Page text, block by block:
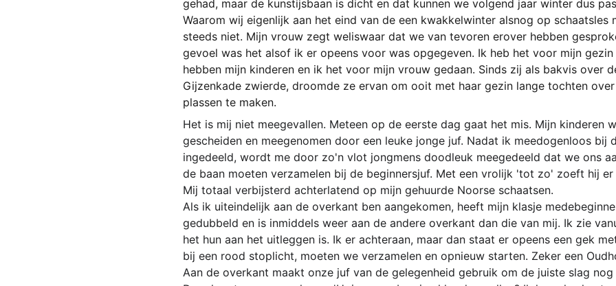
gehad, maar de kunstijsbaan is dicht en dat kunnen we volgend jaar winter dus
Waarom wij eigenlijk aan het eind van de een kwakkelwinter alsnog op
steeds niet. Mijn vrouw zegt weliswaar dat we van tevoren erover hebben
gevoel was het alsof ik er opeens voor was opgegeven. Ik heb het voor mijn
hebben mijn kinderen en ik het voor mijn vrouw gedaan. Sinds zij als bakvis over
Gijzenkade zwierde, droomde ze ervan om ooit met haar gezin lange tochten
plassen te maken.
Het is mij niet meegevallen. Meteen op de eerste dag gaat het mis. Mijn kinderen
gescheiden en meegenomen door een leuke jonge juf. Nadat ik meedogenloos bij
ingedeeld, wordt me door zo'n vlot jongmens doodleuk meegedeeld dat we ons
de baan moeten verzamelen bij de beginnersjuf. Met een vrolijk 'tot zo' zoeft hij
Mij totaal verbijsterd achterlatend op mijn gehuurde Noorse schaatsen.
Als ik uiteindelijk aan de overkant ben aangekomen, heeft mijn klasje
gedubbeld en is inmiddels weer aan de andere overkant dan die van mij. Ik zie
het hun aan het uitleggen is. Ik er achteraan, maar dan staat er opeens een gek
bij een rood stoplicht, moeten we verzamelen en opnieuw starten. Zeker een
Aan de overkant maakt onze juf van de gelegenheid gebruik om de juiste slag